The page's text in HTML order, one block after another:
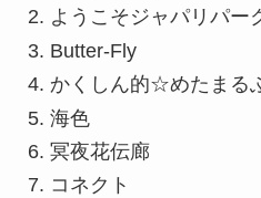
ようこそジャパリパー
Butter-Fly
かくしん的☆めたまる
海色
冥夜花伝廊
コネクト